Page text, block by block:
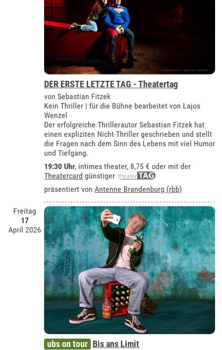
DER ERSTE LETZTE TAG - Theatertag
von Sebastian Fitzek
Kein Thriller | für die Bühne bearbeitet von Lajos
Wenzel
Der erfolgreiche Thrillerautor Sebastian Fitzek hat
einen expliziten Nicht-Thriller geschrieben und stellt
die Fragen nach dem Sinn des Lebens mit viel Humor
und Tiefgang.
19:30 Uhr, intimes theater, 8,75 € oder mit der
Theatercard günstiger
präsentiert vonAntenne Brandenburg (rbb)
Freitag
17
April 2026
ubs on tour Bis ans Limit